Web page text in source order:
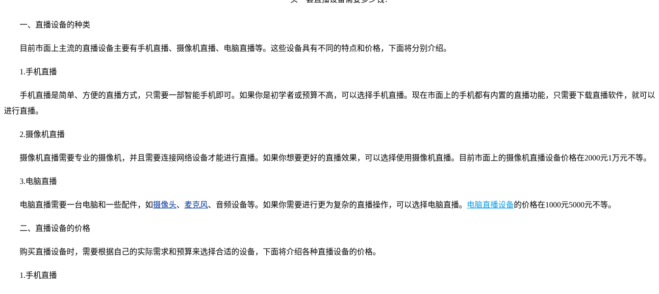
一、直播设备的种类
目前市面上主流的直播设备主要有手机直播、摄像机直播、电脑直播等。这些设备具有不同的特点和价格，下面将分别介绍。
1.手机直播
手机直播是简单、方便的直播方式，只需要一部智能手机即可。如果你是初学者或预算不高，可以选择手机直播。现在市面上的手机都有内置的直播功能，只需要下载直播软件，就可以
进行直播。
2.摄像机直播
摄像机直播需要专业的摄像机，并且需要连接网络设备才能进行直播。如果你想要更好的直播效果，可以选择使用摄像机直播。目前市面上的摄像机直播设备价格在2000元1万元不等。
3.电脑直播
电脑直播需要一台电脑和一些配件，如摄像头、 麦克风、音频设备等。如果你需要进行更为复杂的直播操作，可以选择电脑直播。 电脑直播设备的价格在1000元5000元不等。
二、直播设备的价格
购买直播设备时，需要根据自己的实际需求和预算来选择合适的设备，下面将介绍各种直播设备的价格。
1.手机直播